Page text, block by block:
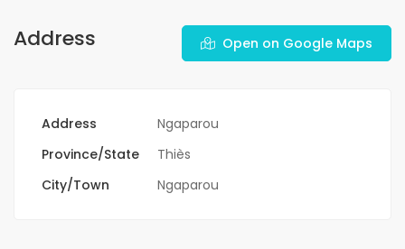
Address Open on Google Maps
Address
Ngaparou
Province/State
Thiès
City/Town
Ngaparou